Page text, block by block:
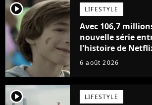
player2 LIFESTYLE
Avec 106,7
nouvelle série
l'histoire de
48 jours
6 août 2026
player2 LIFESTYLE